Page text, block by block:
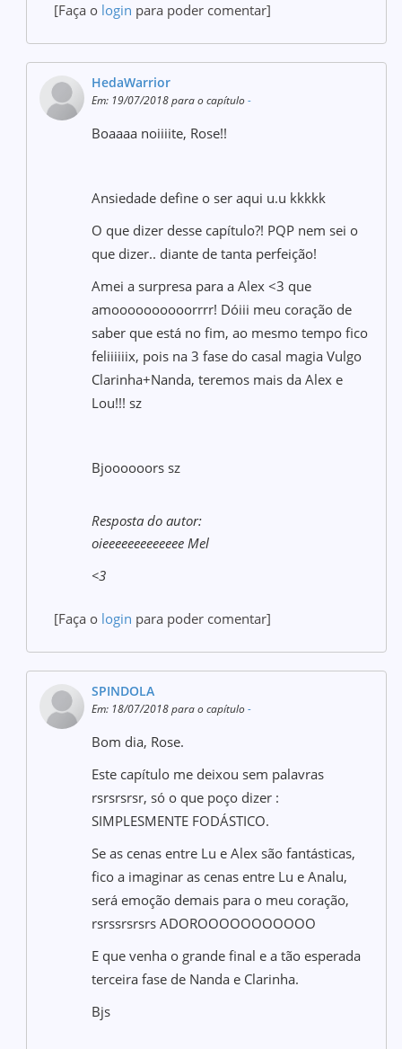
[Faça o login para poder comentar]
HedaWarrior
Em: 19/07/2018 para o capítulo-
Boaaaa noiiiite, Rose!!
Ansiedade define o ser aqui u.u kkkkk
O que dizer desse capítulo?! PQP nem sei o
que dizer.. diante de tanta perfeição!
Amei a surpresa para a Alex <3 que
amoooooooooorrrr! Dóiii meu coração de
saber que está no fim, ao mesmo tempo fico
feliiiiiix, pois na 3 fase do casal magia Vulgo
Clarinha+Nanda, teremos mais da Alex e
Lou!!! sz
Bjoooooors sz
Resposta do autor:
oieeeeeeeeeeeee Mel
<3
[Faça o login para poder comentar]
SPINDOLA
Em: 18/07/2018 para o capítulo-
Bom dia, Rose.
Este capítulo me deixou sem palavras
rsrsrsrsr, só o que poço dizer :
SIMPLESMENTE FODÁSTICO.
Se as cenas entre Lu e Alex são fantásticas,
fico a imaginar as cenas entre Lu e Analu,
será emoção demais para o meu coração,
rsrssrsrsrs ADOROOOOOOOOOOO
E que venha o grande final e a tão esperada
terceira fase de Nanda e Clarinha.
Bjs